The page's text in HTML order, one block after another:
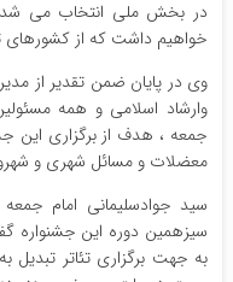
در بخش ملی انتخاب می شد
خواهیم داشت که از کشورهای
وی در پایان ضمن تقدیر از
وارشاد اسلامی و همه
جمعه ، هدف از برگزاری این
معضلات و مسائل شهری و
سید جوادسلیمانی امام
سیزهمین دوره این جشنواره
به جهت برگزاری تئاتر